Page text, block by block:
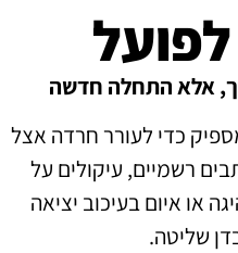
אלא התחלה חדשה
כדי לעורר חרדה אצל
רשמיים, עיקולים על
או איום בעיכוב יציאה
שליטה.